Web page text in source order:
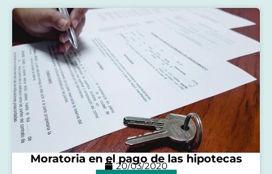
Moratoria en el pago de las hipotecas
20/03/2020